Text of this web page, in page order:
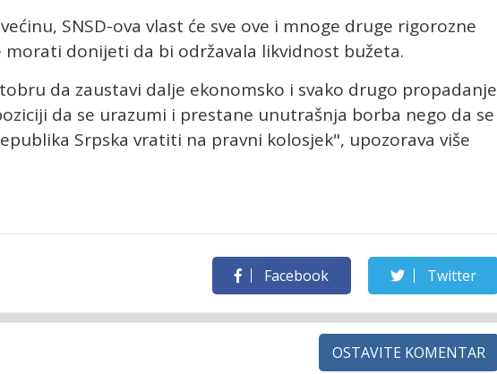
SNSD-ova vlast će sve ove i mnoge druge rigorozne
morati donijeti da bi održavala likvidnost bužeta.
da zaustavi dalje ekonomsko i svako drugo propadanje
da se urazumi i prestane unutrašnja borba nego da se
Srpska vratiti na pravni kolosjek", upozorava više
Facebook Twitter
OSTAVITE KOMENTAR